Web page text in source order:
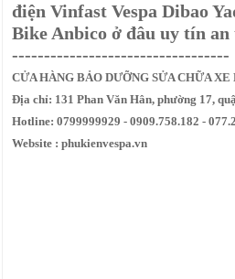
điện Vinfast Vespa Dibao
Bike Anbico ở đâu uy tín
----------------------------------
CỬA HÀNG BẢO DƯỠNG SỬA CHỮA
Địa chỉ: 131 Phan Văn Hân, phường 17,
Hotline: 0799999929 - 0909.758.182 -
Website : phukienvespa.vn